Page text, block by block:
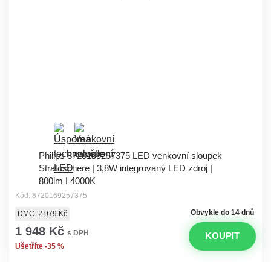
Philips 8720169257375 LED venkovní sloupek
Stratosphere | 3,8W integrovaný LED zdroj |
800lm | 4000K
Kód: 8720169257375
Obvykle do 14 dnů
DMC: 2 979 Kč
1 948 Kč s DPH
Ušetříte -35 %
KOUPIT